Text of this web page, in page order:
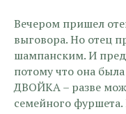
Вечером пришел
выговора. Но отец
шампанским. И
потому что она
ДВОЙКА – разве
семейного